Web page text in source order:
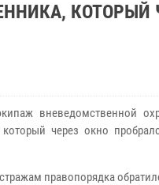
КОТОРЫЙ
вневедомственной
который через окно
правопорядка